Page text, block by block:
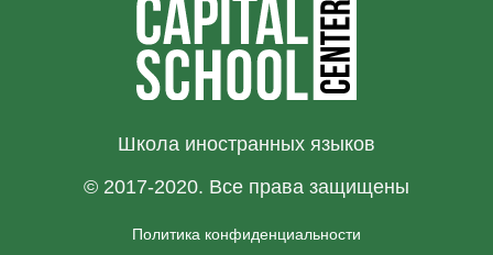
Школа иностранных языков
© 2017-2020. Все права защищены
Политика конфиденциальности